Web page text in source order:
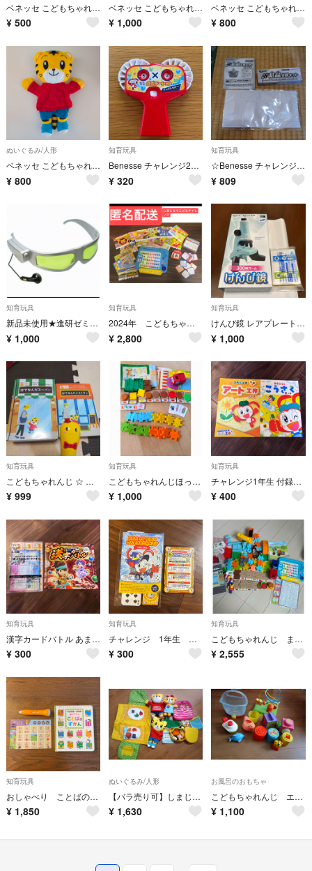
ベネッセ こどもちゃれんじ スター柄ミニリュック 赤×ネイビー
¥ 500
ベネッセ こどもちゃれんじ まわせ！ころがせ！立体迷路 努力賞ポイント
¥ 1,000
ベネッセ こどもちゃれんじ はなちゃん ぬいぐるみ 抱っこ紐セット
¥ 800
ぬいぐるみ/人形
ベネッセ こどもちゃれんじ しまじろう パペット
¥ 800
知育玩具
Benesse チャレンジ2年生九九ルーレット
¥ 320
知育玩具
☆Benesse チャレンジ 5年生 わくわく結晶実験キット 35C412-01
¥ 809
知育玩具
新品未使用★進研ゼミ スパイグラス 集音器
¥ 1,000
知育玩具
2024年 こどもちゃれんじ ひらがなパソコンセット カルタセット
¥ 2,800
知育玩具
けんび鏡 レアプレート付き チャレンジタッチ 2026年版 自由研究にも役立つ！
¥ 1,000
知育玩具
こどもちゃれんじ ☆ はてなんだくん セット
¥ 999
知育玩具
こどもちゃれんじほっぷ はこぶん
¥ 1,000
知育玩具
チャレンジ1年生 付録 コラショ アート工作ブック こうさくキット 2冊セット 進研ゼミ ベネッセ Benesse
¥ 400
知育玩具
漢字カードバトル あまりわりカードバトル セット チャレンジ 3年生 進研ゼミ ベネッセ Benesse
¥ 300
知育玩具
チャレンジ 1年生 さんすうミニトランプ 進研ゼミ 小1 ベネッセ Benesse 教材 知育
¥ 300
知育玩具
こどもちゃれんじ まとめ売り
¥ 2,555
知育玩具
おしゃべり ことばのずかん たまひよ
¥ 1,850
ぬいぐるみ/人形
【バラ売り可】しまじろう はなちゃん おままごとセット
¥ 1,630
お風呂のおもちゃ
こどもちゃれんじ エデュトイセット
¥ 1,100